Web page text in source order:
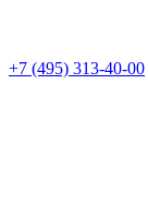
+7 (495) 313-40-00